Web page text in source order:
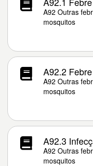
A92 Outras
mosquitos
A92.2
A92 Outras
mosquitos
A92.3
A92 Outras
mosquitos